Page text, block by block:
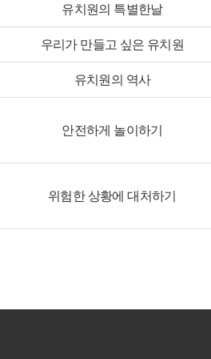
유치원의 특별한날
우리가 만들고 싶은 유치원
유치원의 역사
안전하게 놀이하기
위험한 상황에 대처하기